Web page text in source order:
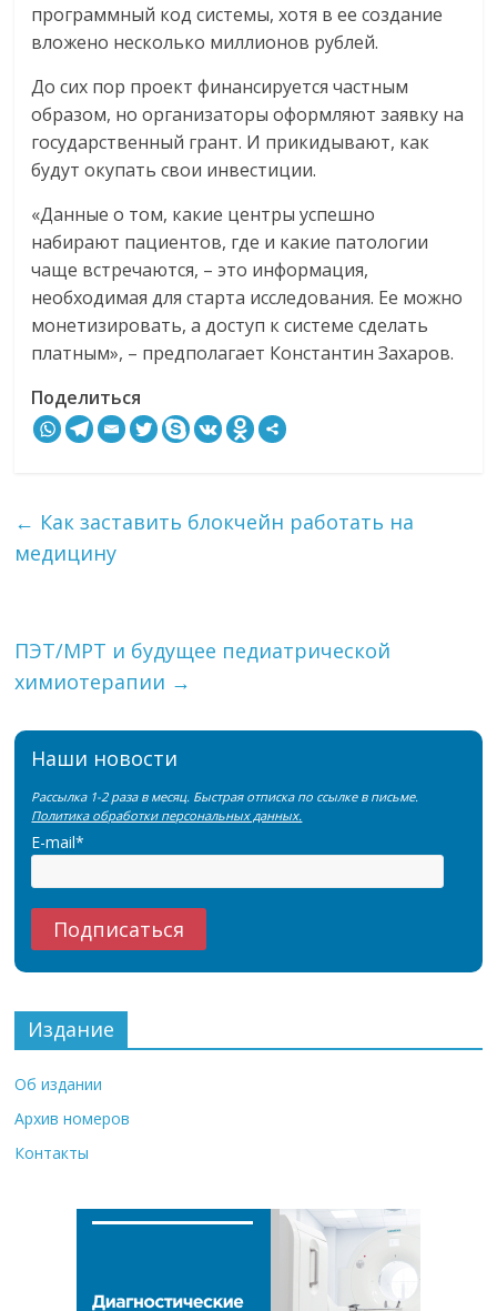
программный код системы, хотя в ее создание
вложено несколько миллионов рублей.
До сих пор проект финансируется частным
образом, но организаторы оформляют заявку на
государственный грант. И прикидывают, как
будут окупать свои инвестиции.
«Данные о том, какие центры успешно
набирают пациентов, где и какие патологии
чаще встречаются, – это информация,
необходимая для старта исследования. Ее можно
монетизировать, а доступ к системе сделать
платным», – предполагает Константин Захаров.
Поделиться
← Как заставить блокчейн работать на
медицину
ПЭТ/МРТ и будущее педиатрической
химиотерапии →
Наши новости
Рассылка 1-2 раза в месяц. Быстрая отписка по ссылке в письме.
Политика обработки персональных данных.
E-mail*
Издание
Об издании
Архив номеров
Контакты